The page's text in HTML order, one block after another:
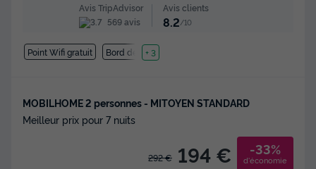
Avis TripAdvisor
569 avis
Avis clients
8.2/10
Point Wifi gratuit Bord de mer
+ 3
MOBILHOME 2 personnes - MITOYEN STANDARD
Meilleur prix pour 7 nuits
292 € 194 € -33%
d'économie